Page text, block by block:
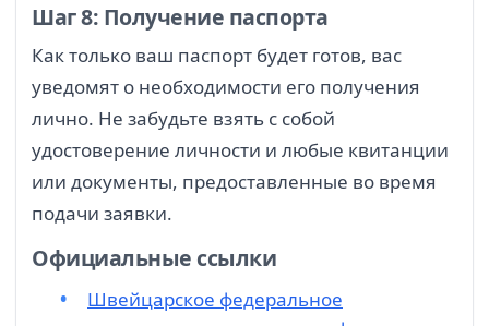
Шаг 8: Получение паспорта
Как только ваш паспорт будет готов, вас
уведомят о необходимости его получения
лично. Не забудьте взять с собой
удостоверение личности и любые квитанции
или документы, предоставленные во время
подачи заявки.
Официальные ссылки
Швейцарское федеральное